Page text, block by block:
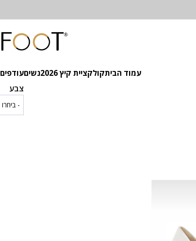
עמוד הביתקולקציית קיץ 2026 נשיםעודפים
צבע